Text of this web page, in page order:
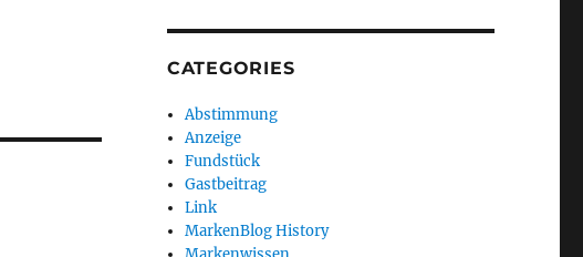
CATEGORIES
Abstimmung
Anzeige
Fundstück
Gastbeitrag
Link
MarkenBlog History